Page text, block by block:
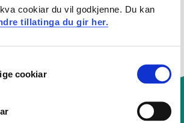
cookiar du vil godkjenne. Du kan
tillatinga du gir her.
cookiar
kontaktkort